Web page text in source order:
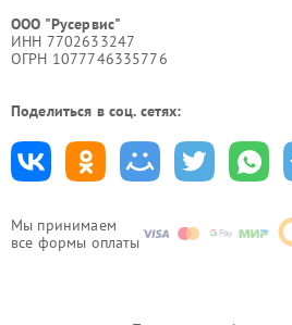
Мы принимаем
все формы оплаты
ООО "Русервис"
ИНН 7702633247
ОГРН 1077746335776
Поделиться в соц. сетях: